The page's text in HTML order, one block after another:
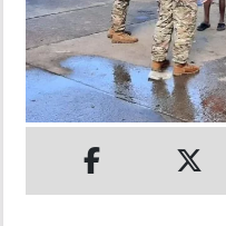
INSÓLITAS
MULTIMEDIA